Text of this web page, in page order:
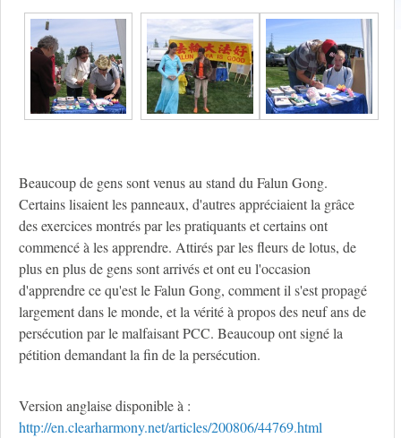
Beaucoup de gens sont venus au stand du Falun Gong.
Certains lisaient les panneaux, d'autres appréciaient la grâce
des exercices montrés par les pratiquants et certains ont
commencé à les apprendre. Attirés par les fleurs de lotus, de
plus en plus de gens sont arrivés et ont eu l'occasion
d'apprendre ce qu'est le Falun Gong, comment il s'est propagé
largement dans le monde, et la vérité à propos des neuf ans de
persécution par le malfaisant PCC. Beaucoup ont signé la
pétition demandant la fin de la persécution.
Version anglaise disponible à :
http://en.clearharmony.net/articles/200806/44769.html